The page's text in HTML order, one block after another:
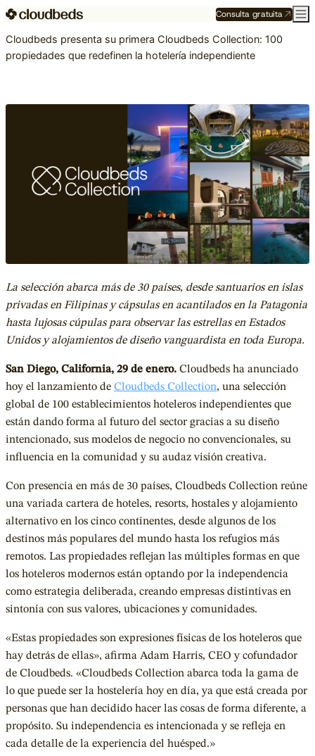
Consulta gratuita
Cloudbeds presenta su primera Cloudbeds Collection: 100
propiedades que redefinen la hotelería independiente
La selección abarca más de 30 países, desde santuarios en islas
privadas en Filipinas y cápsulas en acantilados en la Patagonia
hasta lujosas cúpulas para observar las estrellas en Estados
Unidos y alojamientos de diseño vanguardista en toda Europa.
San Diego, California, 29 de enero. Cloudbeds ha anunciado
hoy el lanzamiento de Cloudbeds Collection, una selección
global de 100 establecimientos hoteleros independientes que
están dando forma al futuro del sector gracias a su diseño
intencionado, sus modelos de negocio no convencionales, su
influencia en la comunidad y su audaz visión creativa.
Con presencia en más de 30 países, Cloudbeds Collection reúne
una variada cartera de hoteles, resorts, hostales y alojamiento
alternativo en los cinco continentes, desde algunos de los
destinos más populares del mundo hasta los refugios más
remotos. Las propiedades reflejan las múltiples formas en que
los hoteleros modernos están optando por la independencia
como estrategia deliberada, creando empresas distintivas en
sintonía con sus valores, ubicaciones y comunidades.
«Estas propiedades son expresiones físicas de los hoteleros que
hay detrás de ellas», afirma Adam Harris, CEO y cofundador
de Cloudbeds. «Cloudbeds Collection abarca toda la gama de
lo que puede ser la hostelería hoy en día, ya que está creada por
personas que han decidido hacer las cosas de forma diferente, a
propósito. Su independencia es intencionada y se refleja en
cada detalle de la experiencia del huésped.»